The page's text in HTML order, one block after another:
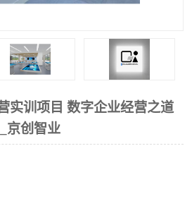
实训项目 数字企业经营之道
京创智业